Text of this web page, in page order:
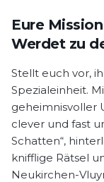
Eure
Werdet zu
Stellt euch vor,
Spezialeinheit.
geheimnisvoller
clever und fast
Schatten“,
knifflige Rätsel
Neukirchen-